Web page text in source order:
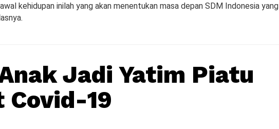
kehidupan inilah yang akan menentukan masa depan SDM Indonesia yang
Jadi Yatim Piatu
Covid-19